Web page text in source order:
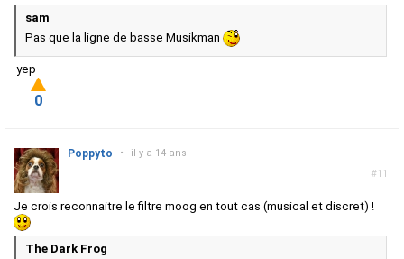
sam
Pas que la ligne de basse Musikman
yep
0
#11
Poppyto • il y a 14 ans
Je crois reconnaitre le filtre moog en tout cas (musical et discret) !
The Dark Frog